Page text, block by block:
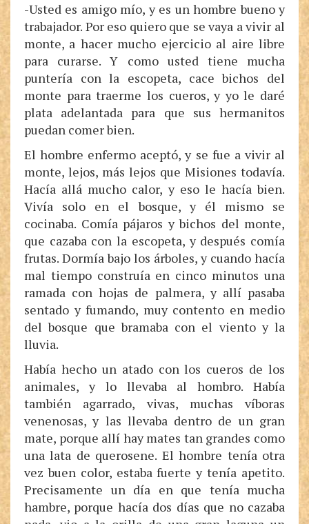
-Usted es amigo mío, y es un hombre bueno y
trabajador. Por eso quiero que se vaya a vivir al
monte, a hacer mucho ejercicio al aire libre
para curarse. Y como usted tiene mucha
puntería con la escopeta, cace bichos del
monte para traerme los cueros, y yo le daré
plata adelantada para que sus hermanitos
puedan comer bien.
El hombre enfermo aceptó, y se fue a vivir al
monte, lejos, más lejos que Misiones todavía.
Hacía allá mucho calor, y eso le hacía bien.
Vivía solo en el bosque, y él mismo se
cocinaba. Comía pájaros y bichos del monte,
que cazaba con la escopeta, y después comía
frutas. Dormía bajo los árboles, y cuando hacía
mal tiempo construía en cinco minutos una
ramada con hojas de palmera, y allí pasaba
sentado y fumando, muy contento en medio
del bosque que bramaba con el viento y la
lluvia.
Había hecho un atado con los cueros de los
animales, y lo llevaba al hombro. Había
también agarrado, vivas, muchas víboras
venenosas, y las llevaba dentro de un gran
mate, porque allí hay mates tan grandes como
una lata de querosene. El hombre tenía otra
vez buen color, estaba fuerte y tenía apetito.
Precisamente un día en que tenía mucha
hambre, porque hacía dos días que no cazaba